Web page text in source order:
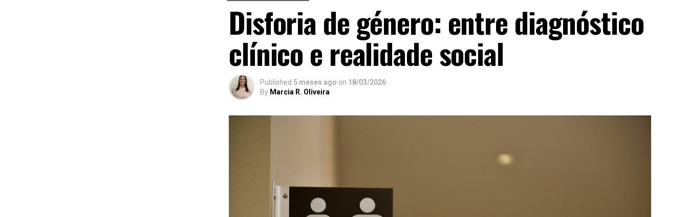
Disforia de género: entre diagnóstico
clínico e realidade social
Published 5 meses ago on 18/03/2026
By Marcia R. Oliveira